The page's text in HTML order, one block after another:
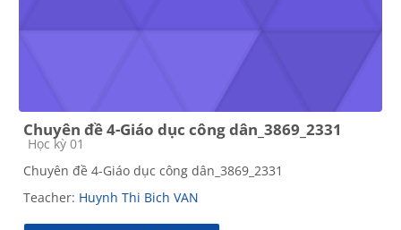
Chuyên đề 4-Giáo dục công dân_3869_2331
Course category
Học kỳ 01
Chuyên đề 4-Giáo dục công dân_3869_2331
Teacher: Huynh Thi Bich VAN